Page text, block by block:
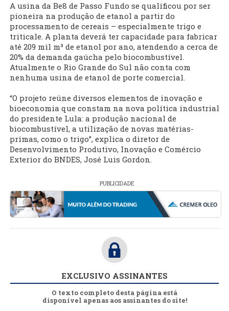
A usina da Be8 de Passo Fundo se qualificou por ser
pioneira na produção de etanol a partir do
processamento de cereais – especialmente trigo e
triticale. A planta deverá ter capacidade para fabricar
até 209 mil m³ de etanol por ano, atendendo a cerca de
20% da demanda gaúcha pelo biocombustível.
Atualmente o Rio Grande do Sul não conta com
nenhuma usina de etanol de porte comercial.
“O projeto reúne diversos elementos de inovação e
bioeconomia que constam na nova política industrial
do presidente Lula: a produção nacional de
biocombustível, a utilização de novas matérias-
primas, como o trigo”, explica o diretor de
Desenvolvimento Produtivo, Inovação e Comércio
Exterior do BNDES, José Luis Gordon.
PUBLICIDADE
EXCLUSIVO ASSINANTES
O texto completo desta página está
disponível apenas aos assinantes do site!